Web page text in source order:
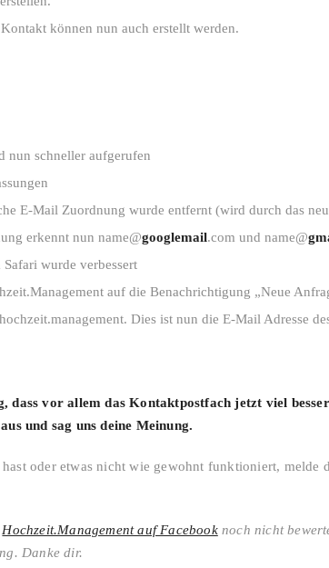
können nun auch erstellt werden.
nun schneller aufgerufen
E-Mail Zuordnung wurde entfernt (wird durch das
erkennt nun name@googlemail.com und name@
wurde verbessert
auf die Benachrichtigung „Neue
Dies ist nun die E-Mail Adresse
dass vor allem das Kontaktpostfach jetzt viel
und sag uns deine Meinung.
hast oder etwas nicht wie gewohnt funktioniert, melde
Hochzeit.Management auf Facebooknoch nicht
Danke dir.